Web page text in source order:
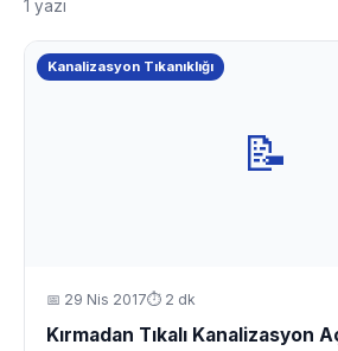
1 yazı
📝
Kanalizasyon Tıkanıklığı
📅 29 Nis 2017⏱ 2 dk
Kırmadan Tıkalı Kanalizasyon